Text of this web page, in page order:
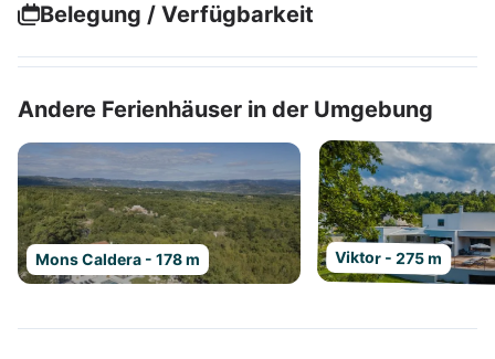
Belegung / Verfügbarkeit
Andere Ferienhäuser in der Umgebung
Mons Caldera - 178 m Viktor - 275 m